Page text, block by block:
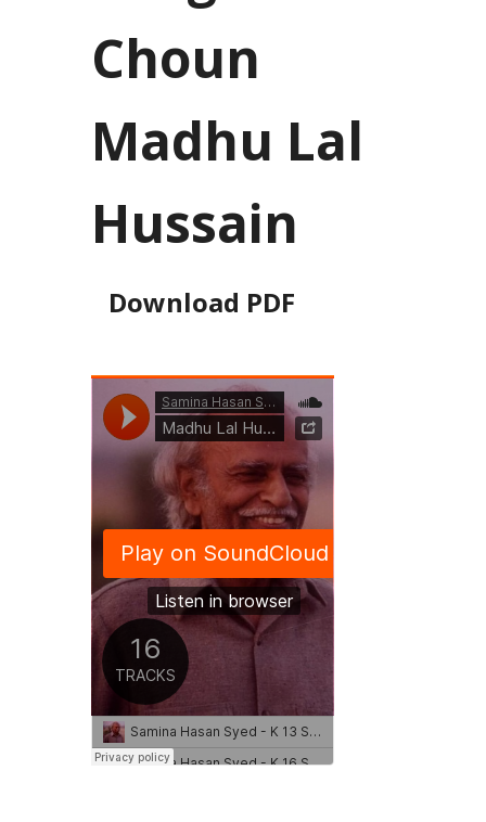
Choun
Madhu Lal
Hussain
Download PDF
Related Music